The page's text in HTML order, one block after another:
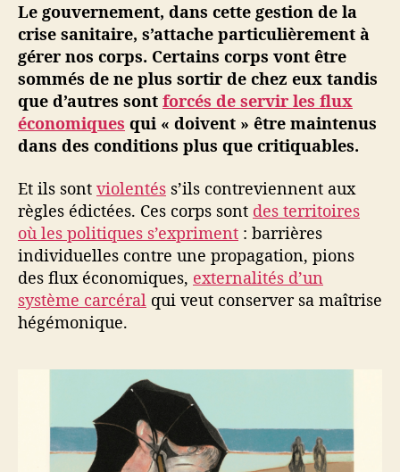
Le gouvernement, dans cette gestion de la
crise sanitaire, s’attache particulièrement à
gérer nos corps. Certains corps vont être
sommés de ne plus sortir de chez eux tandis
que d’autres sont forcés de servir les flux
économiques qui « doivent » être maintenus
dans des conditions plus que critiquables.
Et ils sont violentés s’ils contreviennent aux
règles édictées. Ces corps sont des territoires
où les politiques s’expriment : barrières
individuelles contre une propagation, pions
des flux économiques, externalités d’un
système carcéral qui veut conserver sa maîtrise
hégémonique.